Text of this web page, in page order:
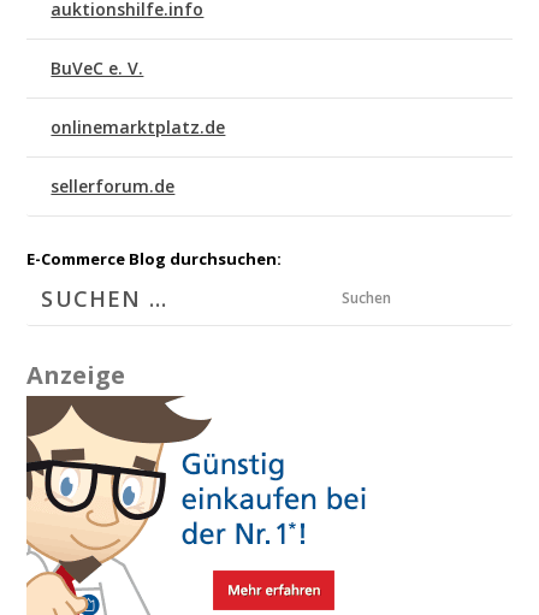
auktionshilfe.info
BuVeC e. V.
onlinemarktplatz.de
sellerforum.de
E-Commerce Blog durchsuchen:
Suchen
Anzeige